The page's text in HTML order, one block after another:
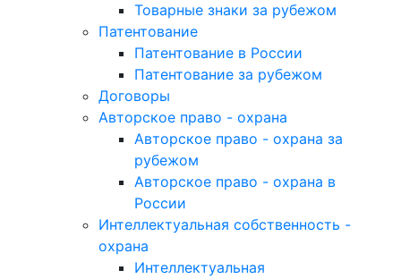
Товарные знаки за рубежом
Патентование
Патентование в России
Патентование за рубежом
Договоры
Авторское право - охрана
Авторское право - охрана за
рубежом
Авторское право - охрана в
России
Интеллектуальная собственность -
охрана
Интеллектуальная